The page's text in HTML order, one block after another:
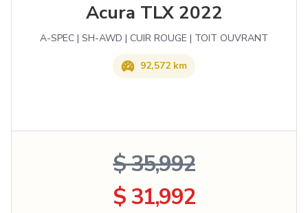
Acura TLX 2022
A-SPEC | SH-AWD | CUIR ROUGE | TOIT OUVRANT
92,572 km
$ 35,992
$ 31,992